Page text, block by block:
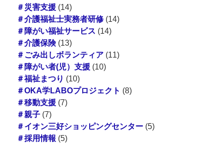
＃災害支援(14)
＃介護福祉士実務者研修(14)
＃障がい福祉サービス (14)
＃介護保険(13)
＃ごみ出しボランティア(11)
＃障がい者(児）支援(10)
＃福祉まつり (10)
＃OKA学LABOプロジェクト (8)
＃移動支援(7)
＃親子(7)
＃イオン三好ショッピングセンター(5)
＃採用情報 (5)